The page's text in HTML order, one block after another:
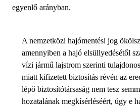
egyenlő arányban.
A nemzetközi hajómentési jog
amennyiben a hajó elsüllyedésétől
vízi jármű lajstrom szerinti
miatt kifizetett biztosítás révén az
lépő biztosítótársaság nem tesz
hozatalának megkísérléséért, úgy e